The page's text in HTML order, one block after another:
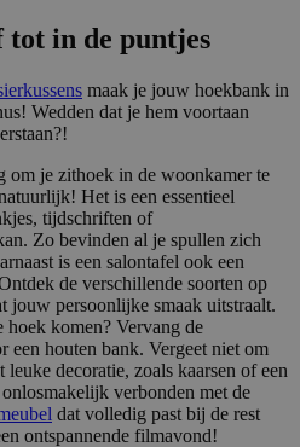
tot in de puntjes
maak je jouw hoekbank in
Wedden dat je hem voortaan
om je zithoek in de woonkamer te
Het is een essentieel
tijdschriften of
Zo bevinden al je spullen zich
is een salontafel ook een
de verschillende soorten op
jouw persoonlijke smaak uitstraalt.
komen? Vervang de
een houten bank. Vergeet niet om
decoratie, zoals kaarsen of een
verbonden met de
dat volledig past bij de rest
ontspannende filmavond!